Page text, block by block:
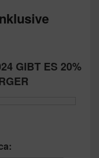
GIBT ES 20%